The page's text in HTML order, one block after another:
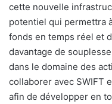
cette nouvelle
potentiel qui permettra
fonds en temps réel et
davantage de
dans le domaine des
collaborer avec SWIFT
afin de développer en